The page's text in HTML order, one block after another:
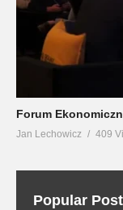
Forum
Jan Lechowicz 409
Popular